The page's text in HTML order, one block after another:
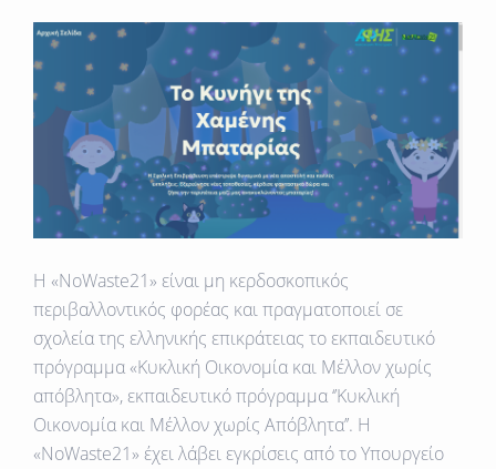
Η «NoWaste21» είναι μη κερδοσκοπικός
περιβαλλοντικός φορέας και πραγματοποιεί σε
σχολεία της ελληνικής επικράτειας το εκπαιδευτικό
πρόγραμμα «Κυκλική Οικονομία και Μέλλον χωρίς
απόβλητα», εκπαιδευτικό πρόγραμμα ‘’Κυκλική
Οικονομία και Μέλλον χωρίς Απόβλητα’’. H
«NoWaste21» έχει λάβει εγκρίσεις από το Υπουργείο